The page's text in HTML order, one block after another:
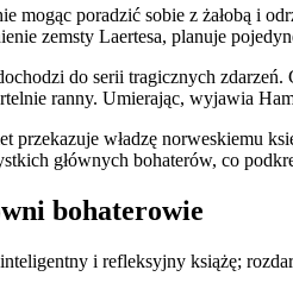
mogąc poradzić sobie z żałobą i
zemsty Laertesa, planuje
do serii tragicznych
ranny. Umierając, wyjawia
przekazuje władzę norweskiemu
głównych bohaterów, co
bohaterowie
i refleksyjny książę;